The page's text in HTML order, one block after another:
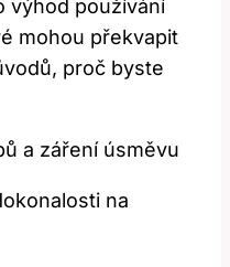
výhod používání
mohou překvapit
proč byste
a záření⁢ úsměvu
na